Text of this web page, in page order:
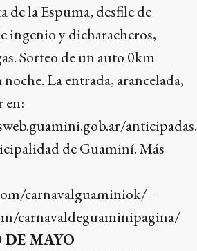
de la Espuma, desfile de
ingenio y dicharacheros,
Sorteo de un auto 0km
La entrada, arancelada,
en:
anticipadas.
de Guaminí. Más
carnavalguaminiok/ –
carnavaldeguaminipagina/
MAYO